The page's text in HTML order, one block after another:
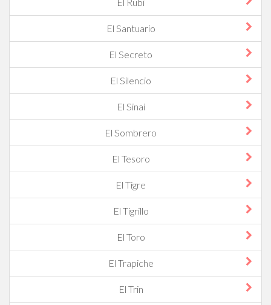
El Santuario
El Secreto
El Silencio
El Sinai
El Sombrero
El Tesoro
El Tigre
El Tigrillo
El Toro
El Trapiche
El Trin